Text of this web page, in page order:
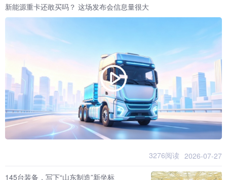
新能源重卡还敢买吗？ 这场发布会信息量很大
3276阅读 2026-07-27
145台装备，写下“山东制造”新坐标